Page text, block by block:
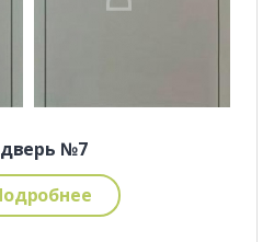
№7